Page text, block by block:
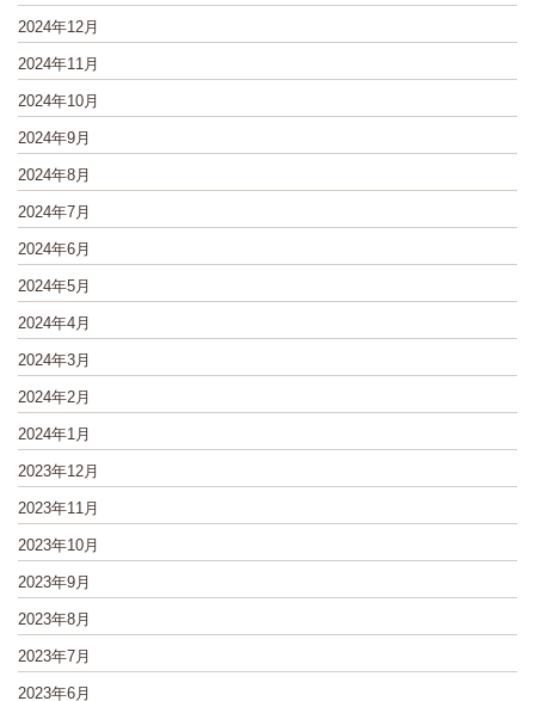
2024年12月
2024年11月
2024年10月
2024年9月
2024年8月
2024年7月
2024年6月
2024年5月
2024年4月
2024年3月
2024年2月
2024年1月
2023年12月
2023年11月
2023年10月
2023年9月
2023年8月
2023年7月
2023年6月